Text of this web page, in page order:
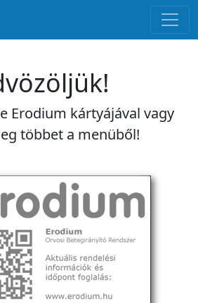
Erodium kártyájával vagy
többet a menüből!